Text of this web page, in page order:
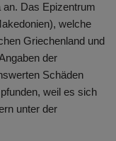
Das Epizentrum
welche
Griechenland und
der
Schäden
weil es sich
unter der